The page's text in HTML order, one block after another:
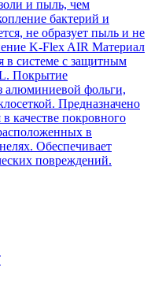
и пыль, чем
бактерий и
не образует пыль и не
K-Flex AIR Материал
в системе c защитным
Покрытие
алюминиевой фольги,
Предназначено
качестве покровного
в
Обеспечивает
повреждений.